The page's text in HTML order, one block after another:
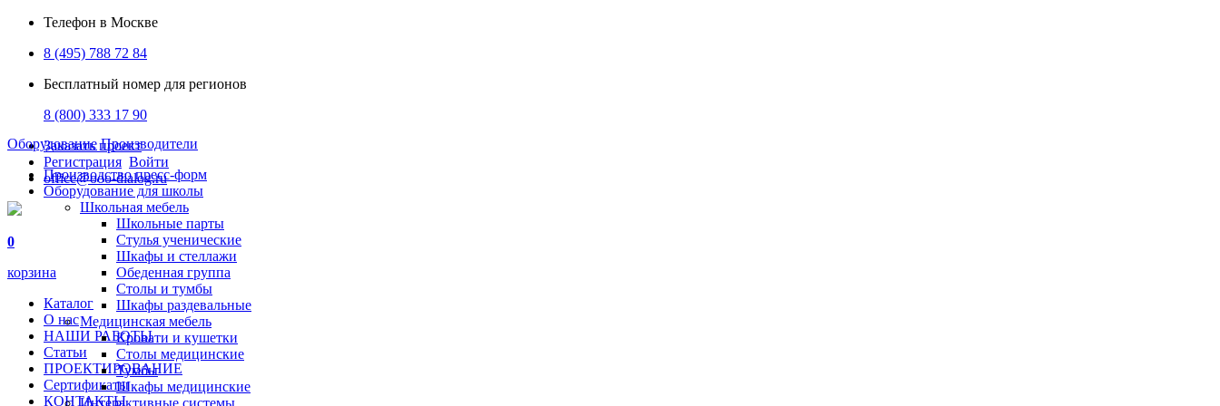
Телефон в Москве
8 (495) 788 72 84
Бесплатный номер для регионов
8 (800) 333 17 90
Заказать проект
Регистрация Войти
office@ooo-dialog.ru
0
корзина
Каталог
О нас
НАШИ РАБОТЫ
Статьи
ПРОЕКТИРОВАНИЕ
Сертификаты
КОНТАКТЫ
Оборудование Производители
Производство пресс-форм
Оборудование для школы
Школьная мебель
Школьные парты
Стулья ученические
Шкафы и стеллажи
Обеденная группа
Столы и тумбы
Шкафы раздевальные
Медицинская мебель
Кровати и кушетки
Столы медицинские
Тумбы
Шкафы медицинские
Интерактивные системы